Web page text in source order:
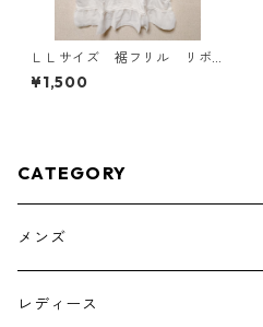
ＬＬサイズ 裾フリル リボ
ン付きタンクトップ オフホ
ワイト KAE-4781
¥1,500
CATEGORY
メンズ
トップス
レディース